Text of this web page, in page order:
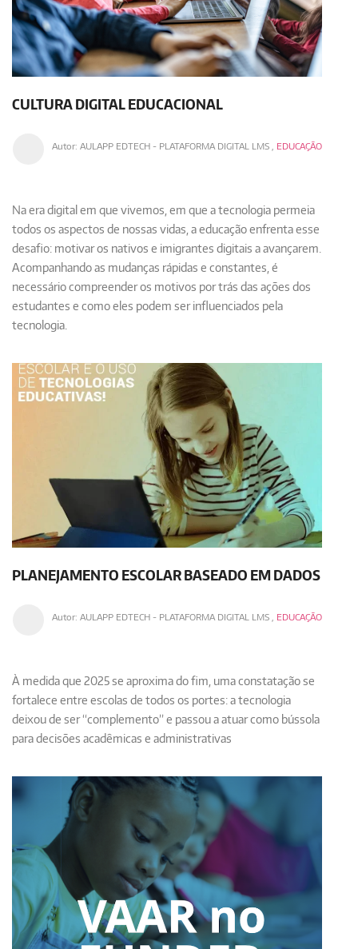
CULTURA DIGITAL EDUCACIONAL
Autor: AULAPP EDTECH - PLATAFORMA DIGITAL LMS, EDUCAÇÃO
Na era digital em que vivemos, em que a tecnologia permeia
todos os aspectos de nossas vidas, a educação enfrenta esse
desafio: motivar os nativos e imigrantes digitais a avançarem.
Acompanhando as mudanças rápidas e constantes, é
necessário compreender os motivos por trás das ações dos
estudantes e como eles podem ser influenciados pela
tecnologia.
PLANEJAMENTO ESCOLAR BASEADO EM DADOS
Autor: AULAPP EDTECH - PLATAFORMA DIGITAL LMS, EDUCAÇÃO
À medida que 2025 se aproxima do fim, uma constatação se
fortalece entre escolas de todos os portes: a tecnologia
deixou de ser “complemento” e passou a atuar como bússola
para decisões acadêmicas e administrativas